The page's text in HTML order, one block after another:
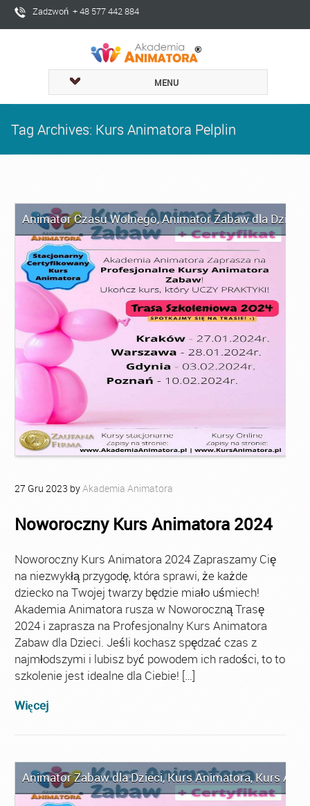
Zadzwoń + 48 577 442 884
MENU
Tag Archives: Kurs Animatora Pelplin
Animator Czasu Wolnego,Animator Zabaw dla Dzieci
27 Gru 2023 byAkademia Animatora
Noworoczny Kurs Animatora 2024
Noworoczny Kurs Animatora 2024 Zapraszamy Cię
na niezwykłą przygodę, która sprawi, że każde
dziecko na Twojej twarzy będzie miało uśmiech!
Akademia Animatora rusza w Noworoczną Trasę
2024 i zaprasza na Profesjonalny Kurs Animatora
Zabaw dla Dzieci. Jeśli kochasz spędzać czas z
najmłodszymi i lubisz być powodem ich radości, to to
szkolenie jest idealne dla Ciebie! […]
Więcej
Animator Zabaw dla Dzieci,Kurs Animatora,Kurs